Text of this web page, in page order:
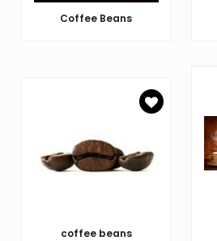
Coffee Beans
coffee beans